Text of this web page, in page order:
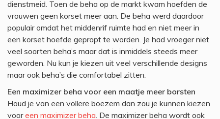
dienstmeid. Toen de beha op de markt kwam hoefden de
vrouwen geen korset meer aan. De beha werd daardoor
populair omdat het middenrif ruimte had en niet meer in
een korset hoefde gepropt te worden. Je had vroeger niet
veel soorten beha’s maar dat is inmiddels steeds meer
geworden. Nu kun je kiezen uit veel verschillende designs
maar ook beha’s die comfortabel zitten.
Een maximizer beha voor een maatje meer borsten
Houd je van een vollere boezem dan zou je kunnen kiezen
vooreen maximizer beha . De maximizer beha wordt ook